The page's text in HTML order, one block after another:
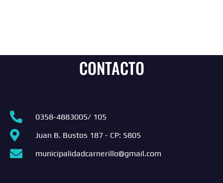
CONTACTO
0358-4883005/ 105
Juan B. Bustos 187 - CP: 5805
municipalidadcarnerillo@gmail.com